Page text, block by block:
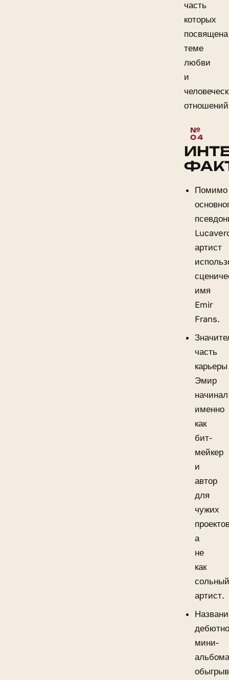
часть
которых
посвящена
теме
любви
и
Помимо
артист
имя
Emir
Frans.
часть
карьеры
Эмир
начинал
именно
как
бит-
мейкер
и
автор
для
чужих
а
не
как
артист.
мини-